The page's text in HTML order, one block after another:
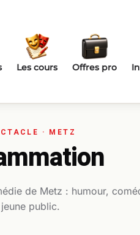
Les cours Offres pro
de Metz : humour,
public.